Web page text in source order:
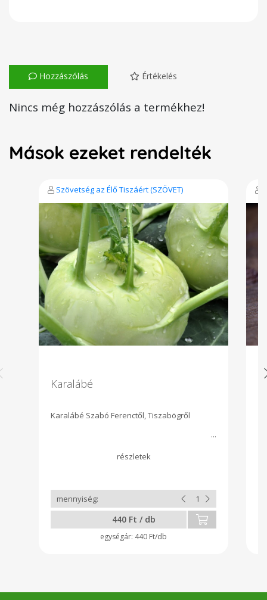
Hozzászólás Értékelés
Nincs még hozzászólás a termékhez!
Mások ezeket rendelték
Szövetség az Élő Tiszáért (SZÖVET)
Karalábé
Karalábé Szabó Ferenctől, Tiszabögről
440 Ft / db
440 Ft/db